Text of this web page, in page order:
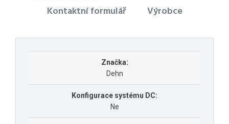
Kontaktní formulář
Výrobce
Značka:
Dehn
Konfigurace systému DC:
Ne